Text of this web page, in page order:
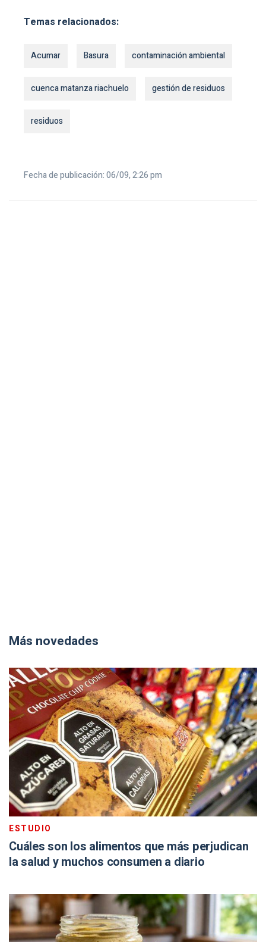
Temas relacionados:
Acumar Basura contaminación ambiental
cuenca matanza riachuelo gestión de residuos
residuos
Fecha de publicación: 06/09, 2:26 pm
Más novedades
ESTUDIO
Cuáles son los alimentos que más perjudican
la salud y muchos consumen a diario